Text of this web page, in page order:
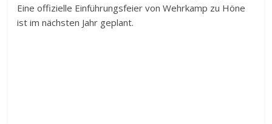
Eine offizielle Einführungsfeier von Wehrkamp zu Höne
ist im nächsten Jahr geplant.